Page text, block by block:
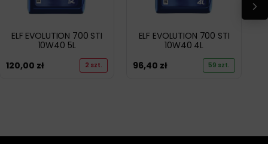
ELF EVOLUTION 700 STI
10W40 5L
120,00 zł 2 szt.
ELF EVOLUTION 700 STI
10W40 4L
96,40 zł 59 szt.